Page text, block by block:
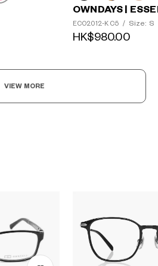
OWNDAYS |
ECO2012-K C5 / Size: S
HK$980.00
VIEW MORE